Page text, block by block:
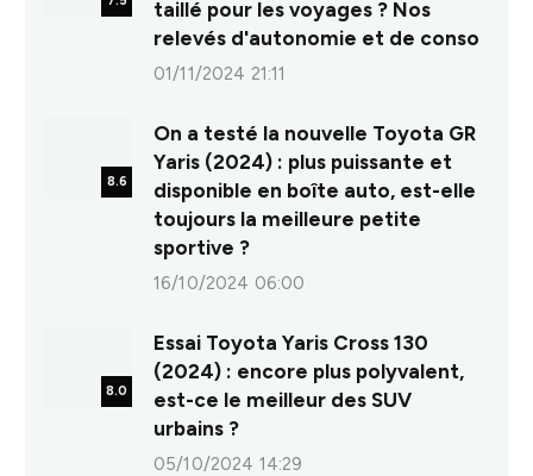
taillé pour les voyages ? Nos
relevés d'autonomie et de conso
01/11/2024 21:11
8.6
On a testé la nouvelle Toyota GR
Yaris (2024) : plus puissante et
disponible en boîte auto, est-elle
toujours la meilleure petite
sportive ?
16/10/2024 06:00
8.0
Essai Toyota Yaris Cross 130
(2024) : encore plus polyvalent,
est-ce le meilleur des SUV
urbains ?
05/10/2024 14:29